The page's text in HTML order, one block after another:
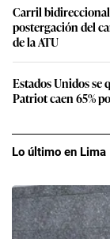
Carril bidireccional
postergación del
de la ATU
Estados Unidos se
Patriot caen 65%
Lo último en Lima